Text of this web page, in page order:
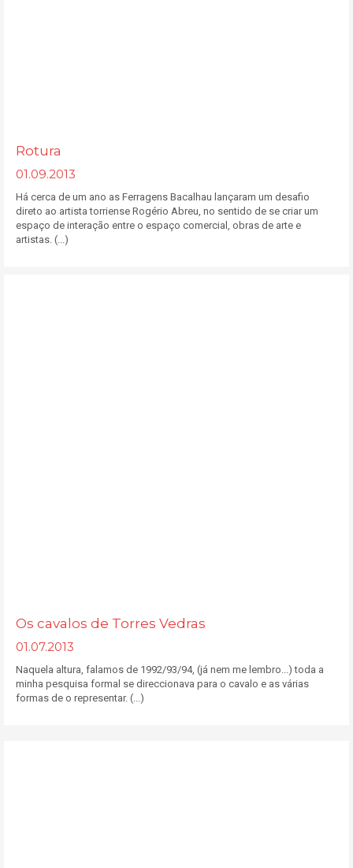
Rotura
01.09.2013
Há cerca de um ano as Ferragens Bacalhau lançaram um desafio
direto ao artista torriense Rogério Abreu, no sentido de se criar um
espaço de interação entre o espaço comercial, obras de arte e
artistas. (...)
Os cavalos de Torres Vedras
01.07.2013
Naquela altura, falamos de 1992/93/94, (já nem me lembro...) toda a
minha pesquisa formal se direccionava para o cavalo e as várias
formas de o representar. (...)